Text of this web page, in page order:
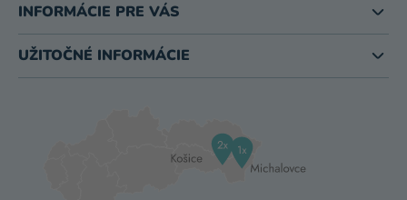
INFORMÁCIE PRE VÁS
UŽITOČNÉ INFORMÁCIE